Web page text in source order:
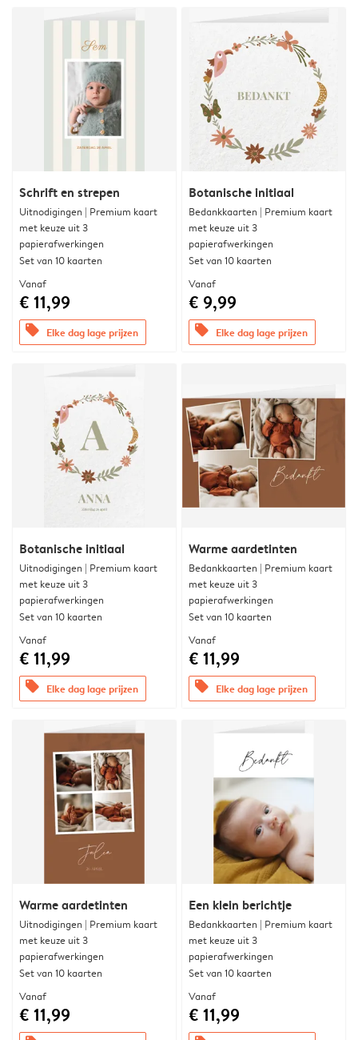
Schrift en strepen
Uitnodigingen | Premium kaart
met keuze uit 3
papierafwerkingen
Set van 10 kaarten
Vanaf
€ 11,99
offers Elke dag lage prijzen
Botanische initiaal
Bedankkaarten | Premium kaart
met keuze uit 3
papierafwerkingen
Set van 10 kaarten
Vanaf
€ 9,99
offers Elke dag lage prijzen
Botanische initiaal
Uitnodigingen | Premium kaart
met keuze uit 3
papierafwerkingen
Set van 10 kaarten
Vanaf
€ 11,99
offers Elke dag lage prijzen
Warme aardetinten
Bedankkaarten | Premium kaart
met keuze uit 3
papierafwerkingen
Set van 10 kaarten
Vanaf
€ 11,99
offers Elke dag lage prijzen
Warme aardetinten
Uitnodigingen | Premium kaart
met keuze uit 3
papierafwerkingen
Set van 10 kaarten
Vanaf
€ 11,99
Een klein berichtje
Bedankkaarten | Premium kaart
met keuze uit 3
papierafwerkingen
Set van 10 kaarten
Vanaf
€ 11,99